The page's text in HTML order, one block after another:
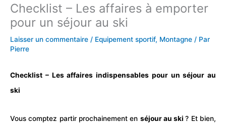
Checklist – Les affaires à emporter
pour un séjour au ski
Laisser un commentaire / Equipement sportif, Montagne / Par
Pierre
Checklist – Les affaires indispensables pour un séjour au
ski
Vous comptez partir prochainement en séjour au ski? Et bien,